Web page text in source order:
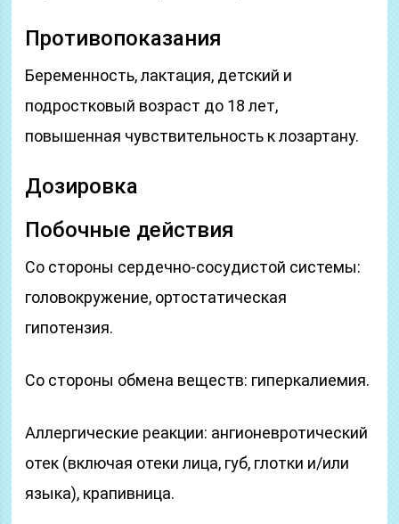
Противопоказания
Беременность, лактация, детский и
подростковый возраст до 18 лет,
повышенная чувствительность к лозартану.
Дозировка
Побочные действия
Со стороны сердечно-сосудистой системы:
головокружение, ортостатическая
гипотензия.
Со стороны обмена веществ: гиперкалиемия.
Аллергические реакции: ангионевротический
отек (включая отеки лица, губ, глотки и/или
языка), крапивница.